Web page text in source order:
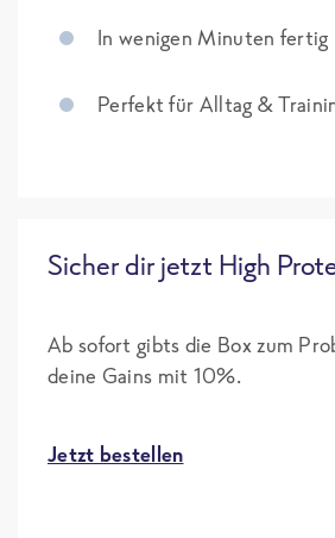
In wenigen Minuten fertig
Perfekt für Alltag &
Sicher dir jetzt High
Ab sofort gibts die Box zum
deine Gains mit 10%.
Jetzt bestellen